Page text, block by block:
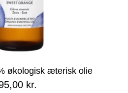
økologisk æterisk olie
kr.